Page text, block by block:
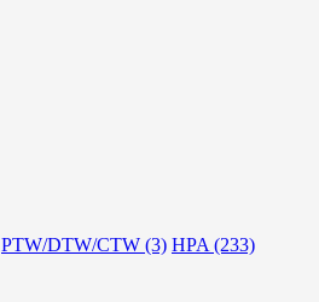
PTW/DTW/CTW (3) HPA (233)